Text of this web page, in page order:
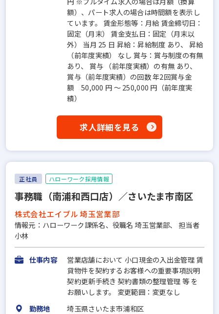
額）、パート求人の場合は時間額を表示し
ています。 賃金形態等：月給 賃金締切日：
固定（月末） 賃金支払日：固定（月末以
外） 当月 25 日 昇給：昇給制度 あり、 昇給
（前年度実績） なし 賞与：賞与制度の有無
あり、 賞与 （前年度実績）の有無 あり、
賞与（前年度実績）の回数 年2回賞与金
額 50,000 円 ～ 250,000 円（前年度実
績）
求人詳細を見る
正社員 ハローワーク採用情報
事務職（南浦和西口店）／さいたま市南区
株式会社エイブル 埼玉営業部
情報元：ハローワーク課係名、役職名 埼玉営業部、 担当者
小林
仕事内容
営業店舗において 小口現金の入出金管理 賃
貸物件を契約するお客様への重要事項説明
契約更新手続き 契約書類の整理管理 等 を
お願いします。 変更範囲：変更なし
勤務地
埼玉県さいたま市浦和区